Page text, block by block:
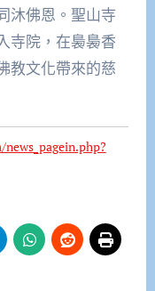
沐佛恩。聖山寺
寺院，在裊裊香
教文化帶來的慈